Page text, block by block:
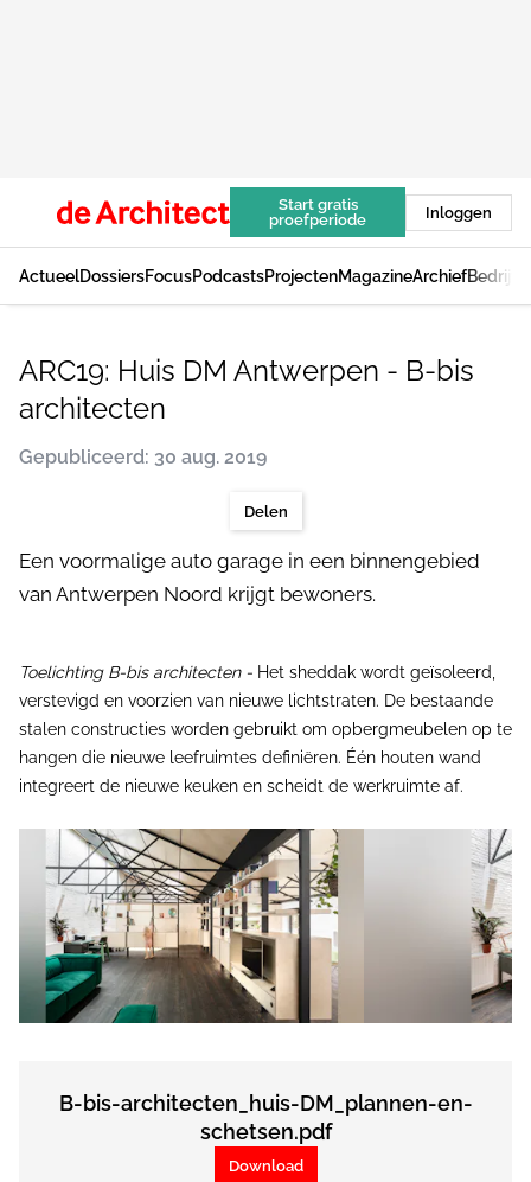
Start gratis
proefperiode
Inloggen
ActueelDossiersFocusPodcastsProjectenMagazineArchief
ARC19: Huis DM Antwerpen - B-bis
architecten
Gepubliceerd: 30 aug. 2019
Delen
Een voormalige auto garage in een binnengebied
van Antwerpen Noord krijgt bewoners.
Toelichting B-bis architecten - Het sheddak wordt geïsoleerd,
verstevigd en voorzien van nieuwe lichtstraten. De bestaande
stalen constructies worden gebruikt om opbergmeubelen op te
hangen die nieuwe leefruimtes definiëren. Één houten wand
integreert de nieuwe keuken en scheidt de werkruimte af.
B-bis-architecten_huis-DM_plannen-en-
schetsen.pdf
Download